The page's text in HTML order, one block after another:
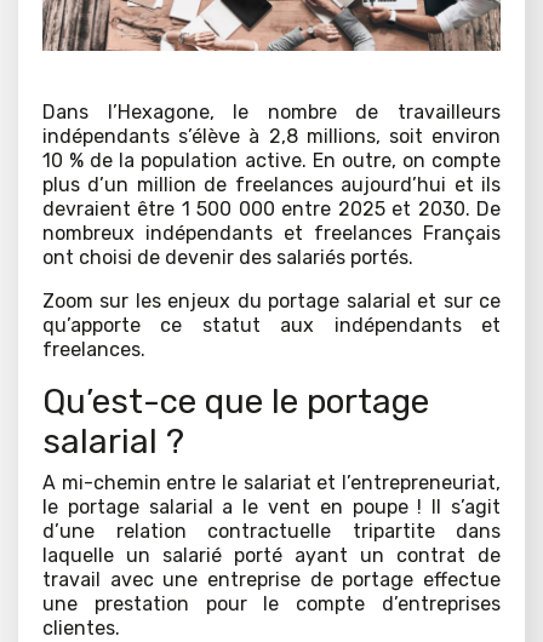
Dans l’Hexagone, le nombre de travailleurs
indépendants s’élève à 2,8 millions, soit environ
10 % de la population active. En outre, on compte
plus d’un million de freelances aujourd’hui et ils
devraient être 1 500 000 entre 2025 et 2030. De
nombreux indépendants et freelances Français
ont choisi de devenir des salariés portés.
Zoom sur les enjeux du portage salarial et sur ce
qu’apporte ce statut aux indépendants et
freelances.
Qu’est-ce que le portage
salarial ?
A mi-chemin entre le salariat et l’entrepreneuriat,
le portage salarial a le vent en poupe ! Il s’agit
d’une relation contractuelle tripartite dans
laquelle un salarié porté ayant un contrat de
travail avec une entreprise de portage effectue
une prestation pour le compte d’entreprises
clientes.